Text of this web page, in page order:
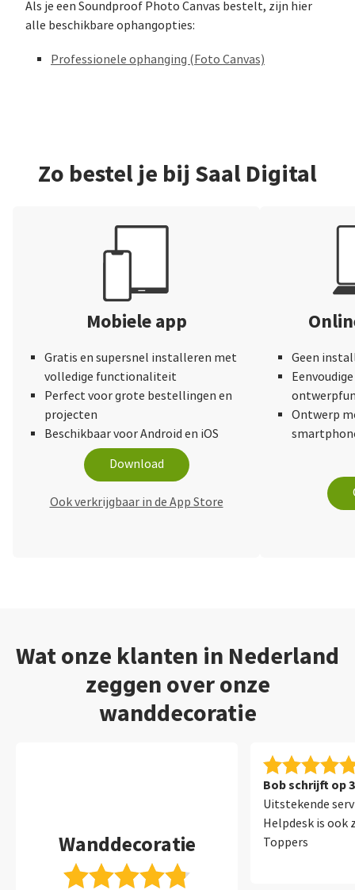
Als je een Soundproof Photo Canvas bestelt, zijn hier
alle beschikbare ophangopties:
Professionele ophanging (Foto Canvas)
Zo bestel je bij Saal Digital
Mobiele app
Gratis en supersnel installeren met
volledige functionaliteit
Perfect voor grote bestellingen en
projecten
Beschikbaar voor Android en iOS
Download
Ook verkrijgbaar in de App Store
Geen
Ontwerp
Wat onze klanten in Nederland
zeggen over onze
wanddecoratie
Wanddecoratie
Bob schrijft op
Uitstekende
Helpdesk is ook
Toppers